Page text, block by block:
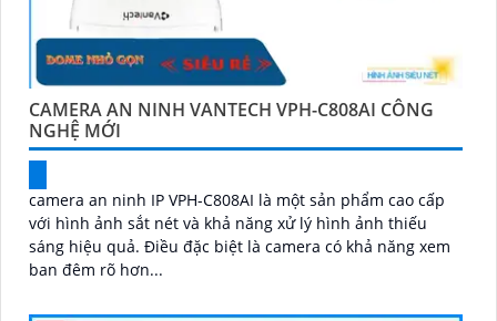
CAMERA AN NINH VANTECH VPH-C808AI CÔNG
NGHỆ MỚI
camera an ninh IP VPH-C808AI là một sản phẩm cao cấp
với hình ảnh sắt nét và khả năng xử lý hình ảnh thiếu
sáng hiệu quả. Điều đặc biệt là camera có khả năng xem
ban đêm rõ hơn...